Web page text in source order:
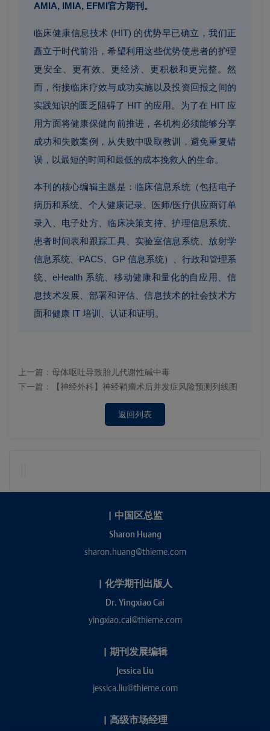
AMIA, IMIA, EFMI官方期刊。
临床健康信息技术 (HIT) 的优势早已确立，我们正
矗立于时代前沿，希望利用这些优势使患者的护理
更安全、更有效、更经济、更积极和更完整。然
而，衔接临床疗效与成功实施以及投资回报之间的
实践知识的匮乏阻碍了 HIT 的应用。为了在 HIT 应
用方面将健康保健向前推进，各机构必须能够分享
成功和失败案例，从失败中吸取教训，避免重复错
误，以最短的时间和最低的成本挽救人的生命。
本刊的核心编辑主题是：临床信息系统（包括电子
病历和系统、个人健康记录、医师/医疗供应商订单
录入、电子处方、临床决策支持、护理信息系统、
患者时间表和跟踪工具、实验室信息系统、放射学
信息系统、PACS、GP 信息系统）、行政和管理系
统、eHealth 系统、移动健康和量化的自应用、信
息技术发展、部署和评估、信息技术的社会技术方
面和健康 IT 培训、认证和证明。
上一篇： 母体呕吐导致胎儿代谢性碱中毒
下一篇：
【神经外科】神经鞘瘤术后并发症风险预测列线图
返回列表
| 中国区总监
Sharon Huang
sharon.huang@thieme.com
| 化学期刊出版人
Dr. Yingxiao Cai
yingxiao.cai@thieme.com
| 期刊发展编辑
Jessica Liu
jessica.liu@thieme.com
| 高级市场经理